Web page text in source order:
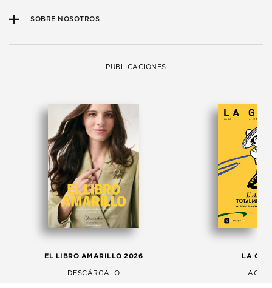
SOBRE NOSOTROS
PUBLICACIONES
EL LIBRO AMARILLO 2026
DESCÁRGALO
LA